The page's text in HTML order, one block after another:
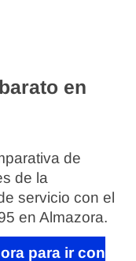
en
de
de la
servicio con el
en Almazora.
para ir con